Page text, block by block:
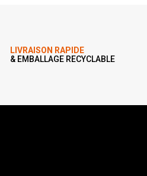
LIVRAISON RAPIDE
& EMBALLAGE RECYCLABLE